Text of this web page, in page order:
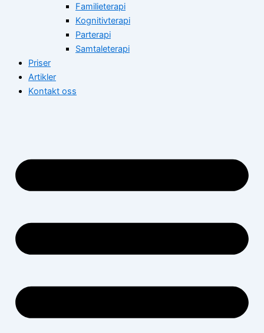
Familieterapi
Kognitivterapi
Parterapi
Samtaleterapi
Priser
Artikler
Kontakt oss